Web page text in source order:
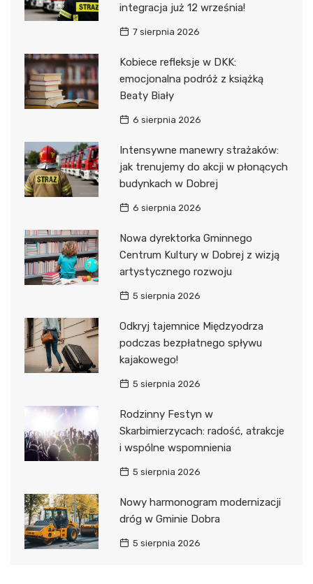
integracja już 12 września!
7 sierpnia 2026
Kobiece refleksje w DKK:
emocjonalna podróż z książką
Beaty Biały
6 sierpnia 2026
Intensywne manewry strażaków:
jak trenujemy do akcji w płonących
budynkach w Dobrej
6 sierpnia 2026
Nowa dyrektorka Gminnego
Centrum Kultury w Dobrej z wizją
artystycznego rozwoju
5 sierpnia 2026
Odkryj tajemnice Międzyodrza
podczas bezpłatnego spływu
kajakowego!
5 sierpnia 2026
Rodzinny Festyn w
Skarbimierzycach: radość, atrakcje
i wspólne wspomnienia
5 sierpnia 2026
Nowy harmonogram modernizacji
dróg w Gminie Dobra
5 sierpnia 2026